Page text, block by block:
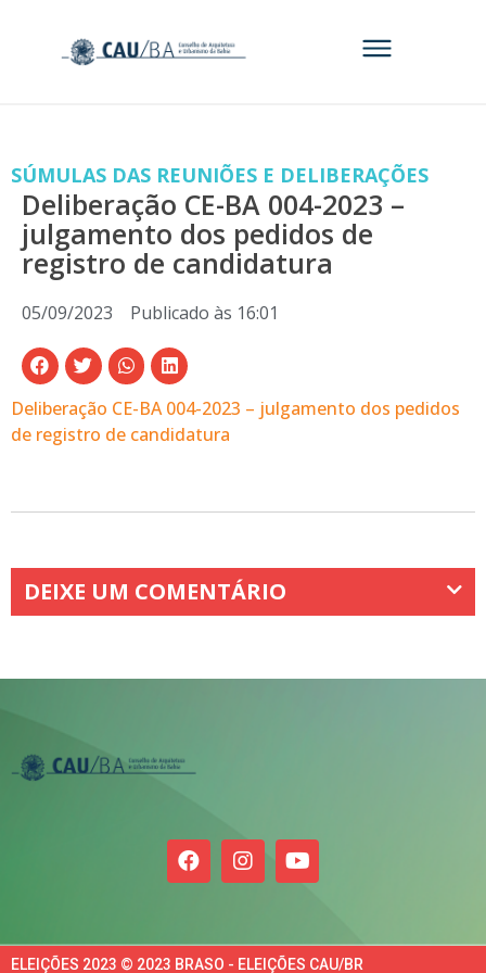
SÚMULAS DAS REUNIÕES E DELIBERAÇÕES
Deliberação CE-BA 004-2023 –
julgamento dos pedidos de
registro de candidatura
05/09/2023 Publicado às 16:01
Deliberação CE-BA 004-2023 – julgamento dos pedidos
de registro de candidatura
DEIXE UM COMENTÁRIO
ELEIÇÕES 2023 © 2023 BRASO - ELEIÇÕES CAU/BR